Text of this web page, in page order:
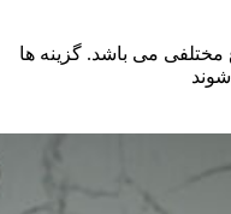
مختلفی می باشد. گزینه ها